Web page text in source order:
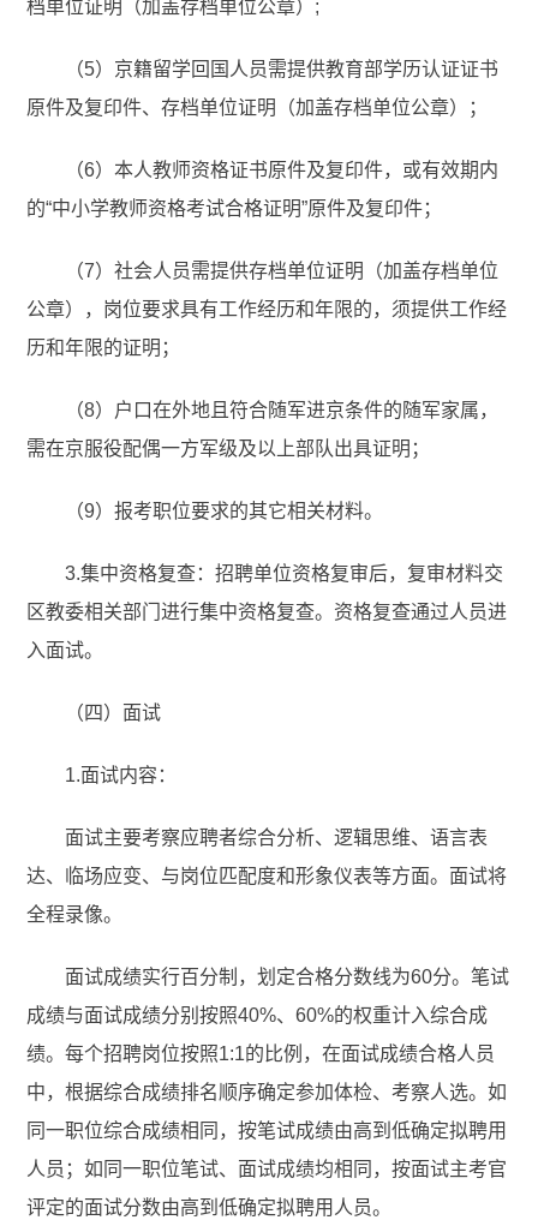
档单位证明（加盖存档单位公章）;
（5）京籍留学回国人员需提供教育部学历认证证书
原件及复印件、存档单位证明（加盖存档单位公章）；
（6）本人教师资格证书原件及复印件，或有效期内
的“中小学教师资格考试合格证明”原件及复印件；
（7）社会人员需提供存档单位证明（加盖存档单位
公章），岗位要求具有工作经历和年限的，须提供工作经
历和年限的证明；
（8）户口在外地且符合随军进京条件的随军家属，
需在京服役配偶一方军级及以上部队出具证明；
（9）报考职位要求的其它相关材料。
3.集中资格复查：招聘单位资格复审后，复审材料交
区教委相关部门进行集中资格复查。资格复查通过人员进
入面试。
（四）面试
1.面试内容：
面试主要考察应聘者综合分析、逻辑思维、语言表
达、临场应变、与岗位匹配度和形象仪表等方面。面试将
全程录像。
面试成绩实行百分制，划定合格分数线为60分。笔试
成绩与面试成绩分别按照40%、60%的权重计入综合成
绩。每个招聘岗位按照1:1的比例，在面试成绩合格人员
中，根据综合成绩排名顺序确定参加体检、考察人选。如
同一职位综合成绩相同，按笔试成绩由高到低确定拟聘用
人员；如同一职位笔试、面试成绩均相同，按面试主考官
评定的面试分数由高到低确定拟聘用人员。